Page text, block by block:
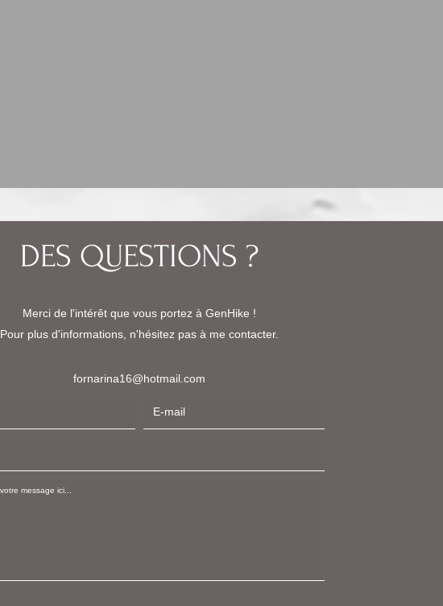
DES QUESTIONS ?
Merci de l'intérêt que vous portez à GenHike !
Pour plus d'informations, n'hésitez pas à me contacter.
fornarina16@hotmail.com